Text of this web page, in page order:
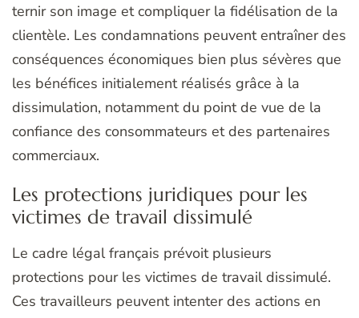
ternir son image et compliquer la fidélisation de la
clientèle. Les condamnations peuvent entraîner des
conséquences économiques bien plus sévères que
les bénéfices initialement réalisés grâce à la
dissimulation, notamment du point de vue de la
confiance des consommateurs et des partenaires
commerciaux.
Les protections juridiques pour les
victimes de travail dissimulé
Le cadre légal français prévoit plusieurs
protections pour les victimes de travail dissimulé.
Ces travailleurs peuvent intenter des actions en